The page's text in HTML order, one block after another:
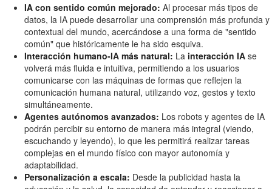
IA con sentido común mejorado: Al procesar más tipos de
datos, la IA puede desarrollar una comprensión más profunda y
contextual del mundo, acercándose a una forma de "sentido
común" que históricamente le ha sido esquiva.
Interacción humano-IA más natural: La interacción IA se
volverá más fluida e intuitiva, permitiendo a los usuarios
comunicarse con las máquinas de formas que reflejen la
comunicación humana natural, utilizando voz, gestos y texto
simultáneamente.
Agentes autónomos avanzados: Los robots y agentes de IA
podrán percibir su entorno de manera más integral (viendo,
escuchando y leyendo), lo que les permitirá realizar tareas
complejas en el mundo físico con mayor autonomía y
adaptabilidad.
Personalización a escala: Desde la publicidad hasta la